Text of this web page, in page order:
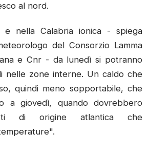
al nord.
e nella Calabria ionica - spiega
del Consorzio Lamma
e Cnr - da lunedì si potranno
nelle zone interne. Un caldo che
quindi meno sopportabile, che
a giovedì, quando dovrebbero
di origine atlantica che